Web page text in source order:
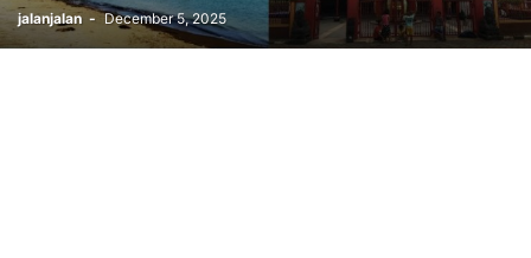
jalanjalan - December 5, 2025